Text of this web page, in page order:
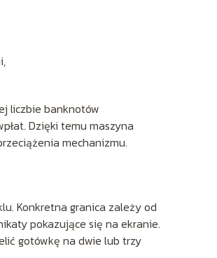
liczbie banknotów
Dzięki temu maszyna
mechanizmu.
Konkretna granica zależy od
pokazujące się na ekranie.
gotówkę na dwie lub trzy